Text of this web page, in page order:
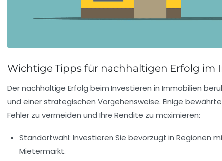
Wichtige Tipps für nachhaltigen Erfolg im
Der nachhaltige Erfolg beim Investieren in Immobilien
und einer strategischen Vorgehensweise. Einige
Fehler zu vermeiden und Ihre Rendite zu maximieren:
Standortwahl: Investieren Sie bevorzugt in Regionen
Mietermarkt.